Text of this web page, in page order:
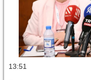
13:51